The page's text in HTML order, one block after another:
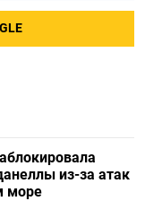
из-за атак
море